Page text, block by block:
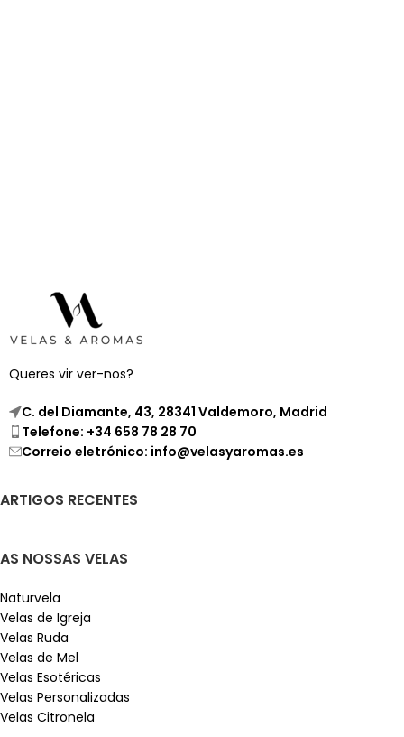
Queres vir ver-nos?
C. del Diamante, 43, 28341 Valdemoro, Madrid
Telefone: +34 658 78 28 70
Correio eletrónico: info@velasyaromas.es
ARTIGOS RECENTES
AS NOSSAS VELAS
Naturvela
Velas de Igreja
Velas Ruda
Velas de Mel
Velas Esotéricas
Velas Personalizadas
Velas Citronela